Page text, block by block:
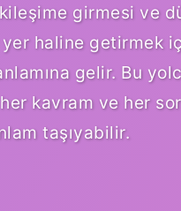
girmesi ve
haline getirmek
gelir. Bu
kavram ve her
taşıyabilir.